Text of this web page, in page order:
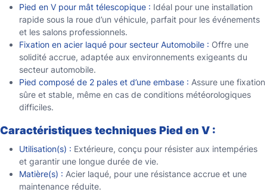
Pied en V pour mât télescopique : Idéal pour une installation
rapide sous la roue d’un véhicule, parfait pour les événements
et les salons professionnels.
Fixation en acier laqué pour secteur Automobile : Offre une
solidité accrue, adaptée aux environnements exigeants du
secteur automobile.
Pied composé de 2 pales et d’une embase : Assure une fixation
sûre et stable, même en cas de conditions météorologiques
difficiles.
Caractéristiques techniques Pied en V :
Utilisation(s) : Extérieure, conçu pour résister aux intempéries
et garantir une longue durée de vie.
Matière(s) : Acier laqué, pour une résistance accrue et une
maintenance réduite.